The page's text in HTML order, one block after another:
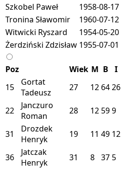
Szkobel Paweł
1958-08-17
Tronina Sławomir
1960-07-12
Witwicki Ryszard
1954-05-20
Żerdziński Zdzisław 1955-07-01
Poz Wiek M B I
15
Gortat
Tadeusz
27 12 6426
22
Janczuro
Roman
28 12 599
31
Drozdek
Henryk
19 11 49 12
36
Jatczak
Henryk
31 8 37 5